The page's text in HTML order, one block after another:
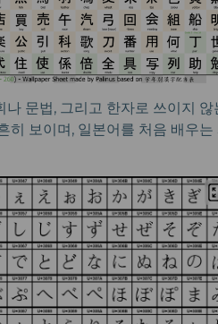
문법, 그리고 한자로 쓰이지
히 보이며, 일본어를 처음 배우